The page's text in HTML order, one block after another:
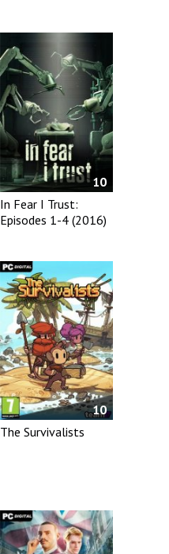
10
In Fear I Trust:
Episodes 1-4 (2016)
10
The Survivalists